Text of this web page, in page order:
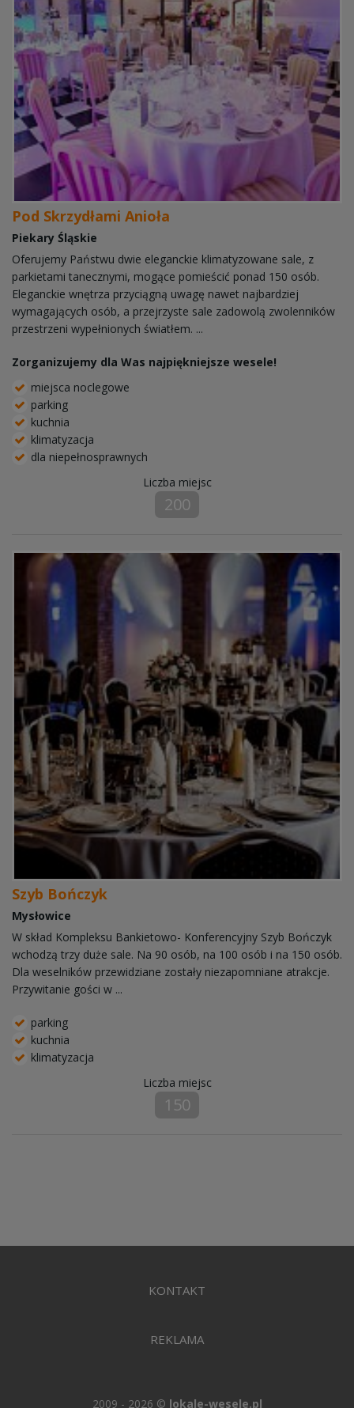
Pod Skrzydłami Anioła
Piekary Śląskie
Oferujemy Państwu dwie eleganckie klimatyzowane sale, z
parkietami tanecznymi, mogące pomieścić ponad 150 osób.
Eleganckie wnętrza przyciągną uwagę nawet najbardziej
wymagających osób, a przejrzyste sale zadowolą zwolenników
przestrzeni wypełnionych światłem. ...
Zorganizujemy dla Was najpiękniejsze wesele!
miejsca noclegowe
parking
kuchnia
klimatyzacja
dla niepełnosprawnych
Liczba miejsc
200
Szyb Bończyk
Mysłowice
W skład Kompleksu Bankietowo- Konferencyjny Szyb Bończyk
wchodzą trzy duże sale. Na 90 osób, na 100 osób i na 150 osób.
Dla weselników przewidziane zostały niezapomniane atrakcje.
Przywitanie gości w ...
parking
kuchnia
klimatyzacja
Liczba miejsc
150
KONTAKT
REKLAMA
2009 - 2026 © lokale-wesele.pl